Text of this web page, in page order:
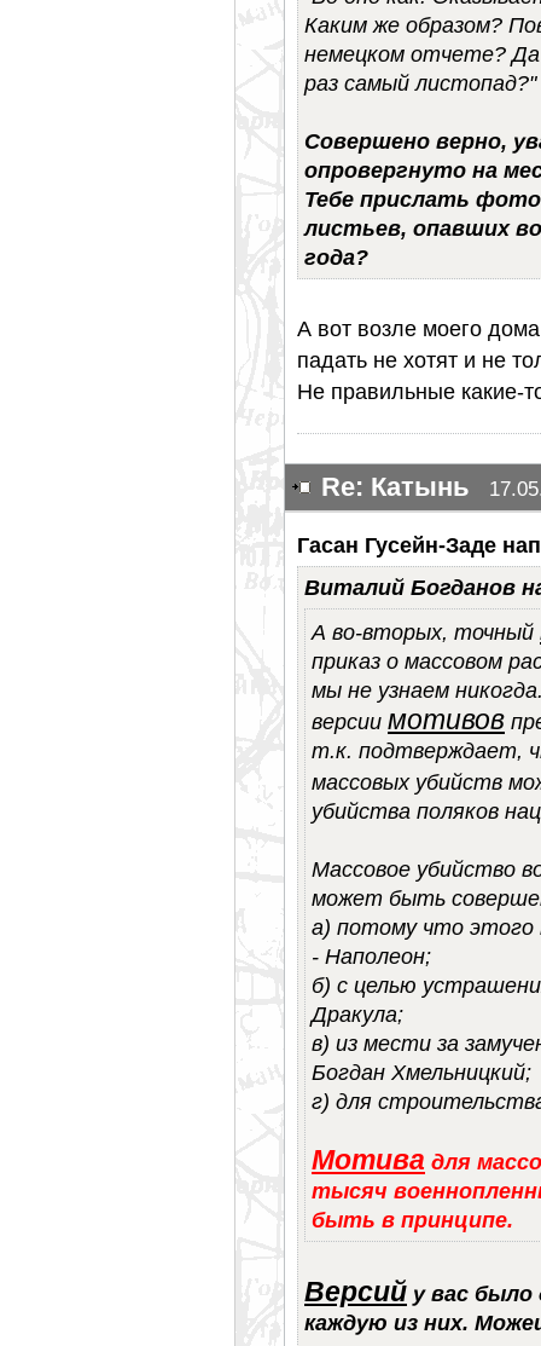
Каким же образом?
немецком отчете? Да
раз самый листопад?"
Совершено верно,
опровергнуто на
Тебе прислать
листьев, опавших
года?
А вот возле моего
падать не хотят и не
Не правильные какие-
Re: Катынь
Гасан Гусейн-Заде
Виталий Богданов
А во-вторых, точный
приказ о массовом
мы не узнаем
версии мотивов
т.к. подтверждает,
массовых убийств
убийства поляков
Массовое убийство
может быть
а) потому что этого
- Наполеон;
б) с целью
Дракула;
в) из мести за
Богдан Хмельницкий;
г) для
Мотива для
тысяч
быть в принципе.
Версий у вас было
каждую из них.